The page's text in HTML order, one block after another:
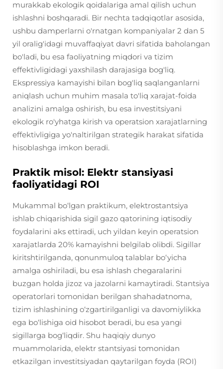
murakkab ekologik qoidalariga amal qilish uchun
ishlashni boshqaradi. Bir nechta tadqiqotlar asosida,
ushbu damperlarni o'rnatgan kompaniyalar 2 dan 5
yil oralig'idagi muvaffaqiyat davri sifatida baholangan
bo'ladi, bu esa faoliyatning miqdori va tizim
effektivligidagi yaxshilash darajasiga bog'liq.
Ekspressiya kamayishi bilan bog'liq saqlanganlarni
aniqlash uchun muhim masala to'liq xarajat-foida
analizini amalga oshirish, bu esa investitsiyani
ekologik ro'yhatga kirish va operatsion xarajatlarning
effektivligiga yo'naltirilgan strategik harakat sifatida
hisoblashga imkon beradi.
Praktik misol: Elektr stansiyasi
faoliyatidagi ROI
Mukammal bo‘lgan praktikum, elektrostantsiya
ishlab chiqarishida sigil gazo qatorining iqtisodiy
foydalarini aks ettiradi, uch yildan keyin operatsion
xarajatlarda 20% kamayishni belgilab olibdi. Sigillar
kiritshtirilganda, qonunmuloq talablar bo‘yicha
amalga oshiriladi, bu esa ishlash chegaralarini
buzgan holda jizoz va jazolarni kamaytiradi. Stantsiya
operatorlari tomonidan berilgan shahadatnoma,
tizim ishlashining o‘zgartirilganligi va davomiylikka
ega bo‘lishiga oid hisobot beradi, bu esa yangi
sigillarga bog‘liqdir. Shu haqiqiy dunyo
muammolarida, elektr stantsiyasi tomonidan
etkazilgan investitsiyadan qaytarilgan foyda (ROI)